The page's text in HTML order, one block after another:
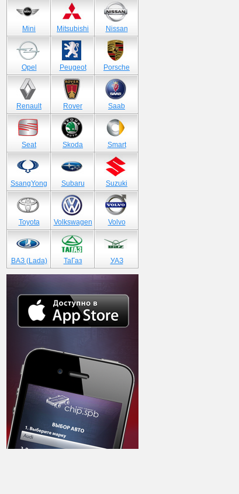
Mini Mitsubishi Nissan
Opel Peugeot Porsche
Renault Rover Saab
Seat Skoda Smart
SsangYong Subaru Suzuki
Toyota Volkswagen Volvo
ВАЗ (Lada) ТаГаз УАЗ